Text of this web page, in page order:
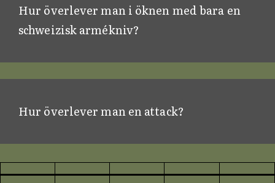
Hur överlever man i öknen med bara en
schweizisk armékniv?
Hur överlever man en attack?